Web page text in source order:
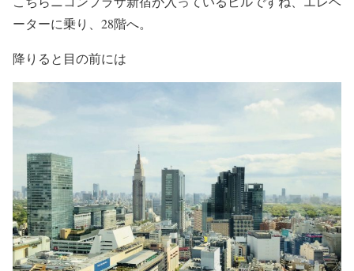
ーターに乗り、28階へ。
降りると目の前には